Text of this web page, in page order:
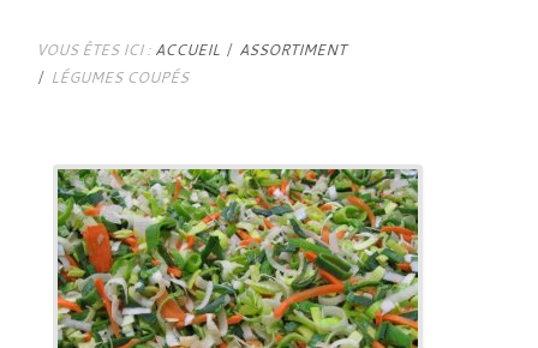
VOUS ÊTES ICI : ACCUEIL
ASSORTIMENT
LÉGUMES COUPÉS